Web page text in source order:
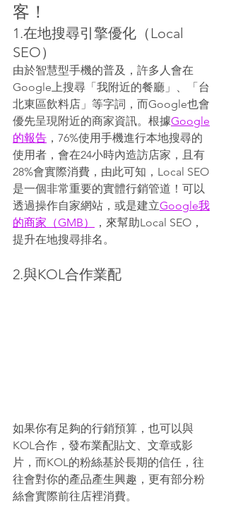
客！
1.在地搜尋引擎優化（Local
SEO）
由於智慧型手機的普及，許多人會在
Google上搜尋「我附近的餐廳」、「台
北東區飲料店」等字詞，而Google也會
優先呈現附近的商家資訊。根據Google
的報告 ，76%使用手機進行本地搜尋的
使用者，會在24小時內造訪店家，且有
28%會實際消費，由此可知，Local SEO
是一個非常重要的實體行銷管道！可以
透過操作自家網站，或是建立Google我
的商家（GMB）
，來幫助Local SEO，
提升在地搜尋排名。
2.與KOL合作業配
如果你有足夠的行銷預算，也可以與
KOL合作，發布業配貼文、文章或影
片，而KOL的粉絲基於長期的信任，往
往會對你的產品產生興趣，更有部分粉
絲會實際前往店裡消費。